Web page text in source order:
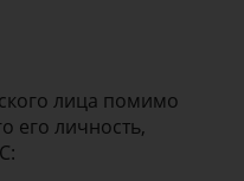
лица помимо
его личность,